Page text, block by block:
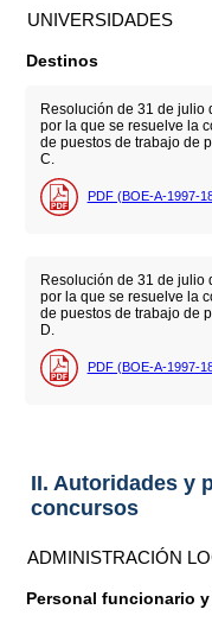
UNIVERSIDADES
Destinos
Resolución de 31 de julio
por la que se resuelve la
de puestos de trabajo de
C.
PDF (BOE-A-1997-
Resolución de 31 de julio
por la que se resuelve la
de puestos de trabajo de
D.
PDF (BOE-A-1997-
II. Autoridades y
concursos
ADMINISTRACIÓN
Personal funcionario